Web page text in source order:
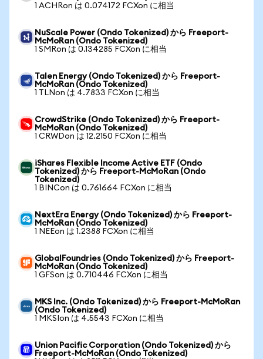
1 ACHRon は 0.074172 FCXon に相当
NuScale Power (Ondo Tokenized) から Freeport-
McMoRan (Ondo Tokenized)
1 SMRon は 0.134285 FCXon に相当
Talen Energy (Ondo Tokenized) から Freeport-
McMoRan (Ondo Tokenized)
1 TLNon は 4.7833 FCXon に相当
CrowdStrike (Ondo Tokenized) から Freeport-
McMoRan (Ondo Tokenized)
1 CRWDon は 12.2150 FCXon に相当
iShares Flexible Income Active ETF (Ondo
Tokenized) から Freeport-McMoRan (Ondo
Tokenized)
1 BINCon は 0.761664 FCXon に相当
NextEra Energy (Ondo Tokenized) から Freeport-
McMoRan (Ondo Tokenized)
1 NEEon は 1.2388 FCXon に相当
GlobalFoundries (Ondo Tokenized) から Freeport-
McMoRan (Ondo Tokenized)
1 GFSon は 0.710446 FCXon に相当
MKS Inc. (Ondo Tokenized) から Freeport-McMoRan
(Ondo Tokenized)
1 MKSIon は 4.5543 FCXon に相当
Union Pacific Corporation (Ondo Tokenized) から
Freeport-McMoRan (Ondo Tokenized)